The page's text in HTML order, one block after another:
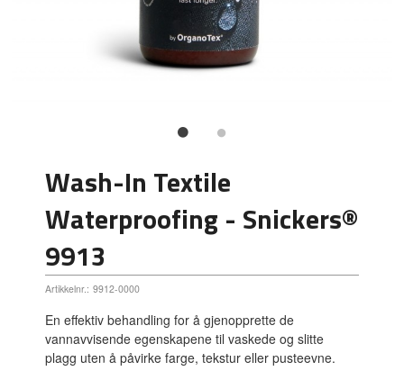
Wash-In Textile
Waterproofing - Snickers®
9913
Artikkelnr.: 9912-0000
En effektiv behandling for å gjenopprette de
vannavvisende egenskapene til vaskede og slitte
plagg uten å påvirke farge, tekstur eller pusteevne.